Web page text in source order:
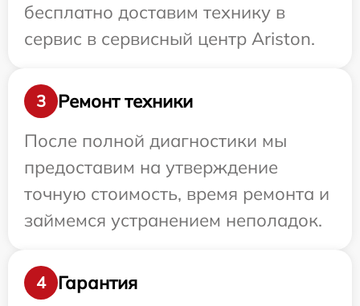
бесплатно доставим технику в
сервис в сервисный центр Ariston.
3
Ремонт техники
После полной диагностики мы
предоставим на утверждение
точную стоимость, время ремонта и
займемся устранением неполадок.
4
Гарантия